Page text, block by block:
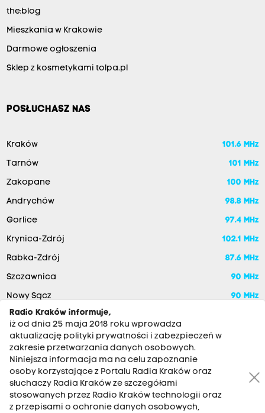
the:blog
Mieszkania w Krakowie
Darmowe ogłoszenia
Sklep z kosmetykami tolpa.pl
POSŁUCHASZ NAS
Kraków 101.6 MHz
Tarnów 101 MHz
Zakopane 100 MHz
Andrychów 98.8 MHz
Gorlice 97.4 MHz
Krynica-Zdrój 102.1 MHz
Rabka-Zdrój 87.6 MHz
Szczawnica 90 MHz
Nowy Sącz 90 MHz
RADIO KRAKÓW SA. Aleja Juliusza Słowackiego 22, 30-007
Radio Kraków informuje,
iż od dnia 25 maja 2018 roku wprowadza
aktualizację polityki prywatności i zabezpieczeń w
zakresie przetwarzania danych osobowych.
Niniejsza informacja ma na celu zapoznanie
osoby korzystające z Portalu Radia Kraków oraz
słuchaczy Radia Kraków ze szczegółami
stosowanych przez Radio Kraków technologii oraz
z przepisami o ochronie danych osobowych,